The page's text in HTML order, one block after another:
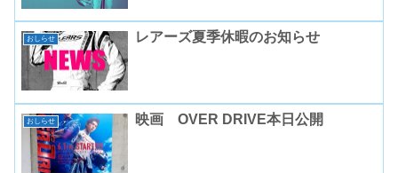
おしらせ レアーズ夏季休暇のお知らせ
おしらせ 映画 OVER DRIVE本日公開